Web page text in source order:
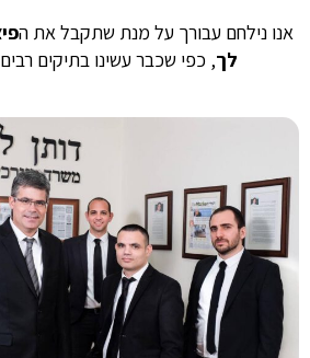
אנו נילחם עבורך על מנת שתקבל את ה
לך, כפי שכבר עשינו בתיקים